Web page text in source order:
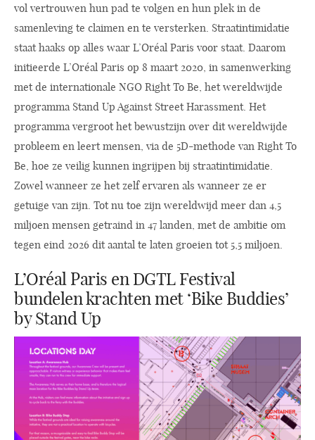
vol vertrouwen hun pad te volgen en hun plek in de
samenleving te claimen en te versterken. Straatintimidatie
staat haaks op alles waar L’Oréal Paris voor staat. Daarom
initieerde L’Oréal Paris op 8 maart 2020, in samenwerking
met de internationale NGO Right To Be, het wereldwijde
programma Stand Up Against Street Harassment. Het
programma vergroot het bewustzijn over dit wereldwijde
probleem en leert mensen, via de 5D-methode van Right To
Be, hoe ze veilig kunnen ingrijpen bij straatintimidatie.
Zowel wanneer ze het zelf ervaren als wanneer ze er
getuige van zijn. Tot nu toe zijn wereldwijd meer dan 4,5
miljoen mensen getraind in 47 landen, met de ambitie om
tegen eind 2026 dit aantal te laten groeien tot 5,5 miljoen.
L’Oréal Paris en DGTL Festival
bundelen krachten met ‘Bike Buddies’
by Stand Up